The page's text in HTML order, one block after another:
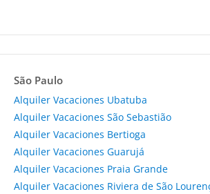
São Paulo
Alquiler Vacaciones Ubatuba
Alquiler Vacaciones São Sebastião
Alquiler Vacaciones Bertioga
Alquiler Vacaciones Guarujá
Alquiler Vacaciones Praia Grande
Alquiler Vacaciones Riviera de São